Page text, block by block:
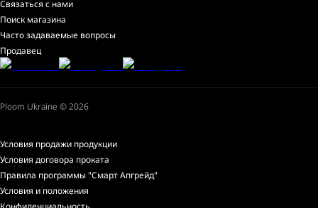
Связаться с нами
Поиск магазина
Часто задаваемые вопросы
Продавец
Ploom Ukraine © 2026
Условия продажи продукции
Условия договора проката
Правила программы "Смарт Апгрейд"
Условия и положения